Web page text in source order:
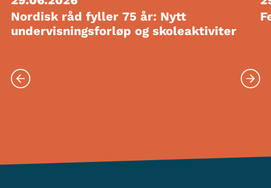
Nordisk råd fyller 75 år: Nytt
undervisningsforløp og skoleaktiviter